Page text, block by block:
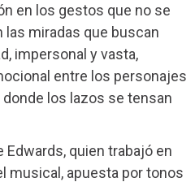
en los gestos que no se
las miradas que buscan
impersonal y vasta,
entre los personajes
los lazos se tensan
quien trabajó en
musical, apuesta por tonos